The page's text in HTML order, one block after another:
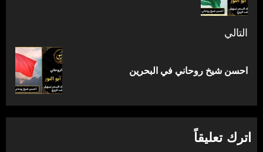
التالي
المقالة
احسن شيخ روحاني في البحرين
اترك تعليقاً